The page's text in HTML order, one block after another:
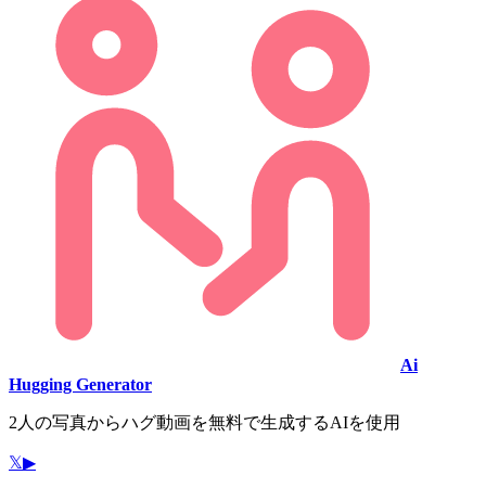
Ai
Hugging Generator
2人の写真からハグ動画を無料で生成するAIを使用
𝕏▶